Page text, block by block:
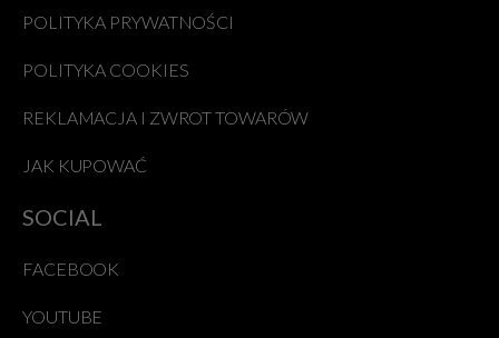
POLITYKA PRYWATNOŚCI
POLITYKA COOKIES
REKLAMACJA I ZWROT TOWARÓW
JAK KUPOWAĆ
SOCIAL
FACEBOOK
YOUTUBE